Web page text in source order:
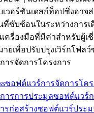
เวอร์ชันเดสก์ท็อปซึ่งอาจ
ที่ซับซ้อนในระหว่างการเ
นเครื่องมือที่มีค่าสำหรับผู้
ยเพื่อปรับปรุงเวิร์กโฟลว์
ารจัดการโครงการ
ซอฟต์แวร์การจัดการโค
ารการประมูลซอฟต์แวร์
รก่อสร้างซอฟต์แวร์ประ